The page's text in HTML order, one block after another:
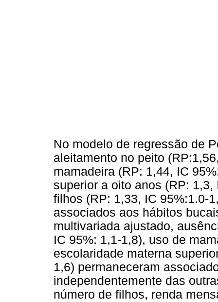
No modelo de regressão de
aleitamento no peito
mamadeira (RP: 1,44, IC
superior a oito anos (RP:
filhos (RP: 1,33, IC 95%:1.0-
associados aos hábitos
multivariada ajustado,
IC 95%: 1,1-1,8), uso de
escolaridade materna
1,6) permaneceram
independentemente das
número de filhos, renda